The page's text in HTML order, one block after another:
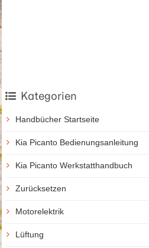
Kategorien
Handbücher Startseite
Kia Picanto Bedienungsanleitung
Kia Picanto Werkstatthandbuch
Zurücksetzen
Motorelektrik
Lüftung